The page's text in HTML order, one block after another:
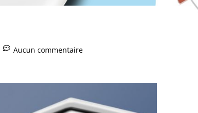
Aucun commentaire